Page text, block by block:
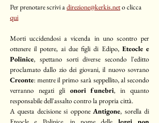
Per prenotare scrivi a direzione@kerkis.net o clicca
qui
Morti uccidendosi a vicenda in uno scontro per
ottenere il potere, ai due figli di Edipo, Eteocle e
Polinice, spettano sorti diverse secondo l'editto
Creonte: mentre il primo sarà seppellito, al secondo
verranno negati gli onori funebri, in quanto
responsabile dell'assalto contro la propria città.
A questa decisione si oppone Antigone, sorella di